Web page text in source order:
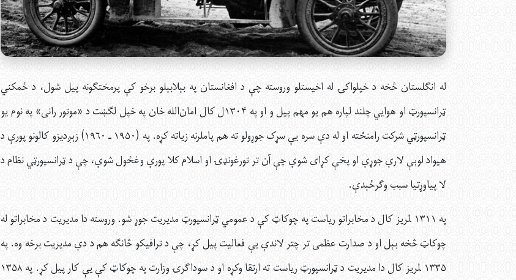
له انګلستان څخه د خپلواکۍ له اخيستلو وروسته چې د افغانستان په بېلابېلو برخو کې پرمختګونه پيل شول، د ځمکني
ټرانسپورټ او هوایي چلند لپاره هم يو مهم پيل و او په ۱۳۰۴ل کال امان‌الله خان په خپل لګښت د «موتور رانی» په نوم يو
ټرانسپورټي شرکت رامنځته او له دې سره يې سړک جوړولو ته هم پاملرنه زياته کړه. په (۱۹۵۰ ـ ۱۹۶۰) زېږديزو کالونو پورې د
هيواد لوېې لارې جوړې او پخې کړای شوې چې آن تر تورغونډۍ او اسلام کلا پورې وغځول شوې، چې د ټرانسپورټي نظام د
لا پیاوړتیا سبب وګرځېدې.
په ۱۳۱۱ لمریز کال د مخابراتو ریاست په چوکاټ کې د عمومي ټرانسپورټ مدیریت جوړ شو. وروسته دا مدیریت د مخابراتو له
چوکاټ څخه بېل او د صدارت عظمی تر چتر لاندې یې فعالیت پیل کړ، چې د ترافیکو څانګه هم د دې مدیریت برخه وه. په
۱۳۳۵ لمریز کال دا مدیریت د ټرانسپورټ ریاست ته ارتقا وکړه او د سوداګرۍ وزارت په چوکاټ کې یې کار پیل کړ. په ۱۳۵۸